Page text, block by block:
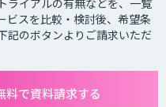
ライアルの有無などを、一覧
ビスを比較・検討後、希望条
記のボタンよりご請求いただ
料で資料請求する